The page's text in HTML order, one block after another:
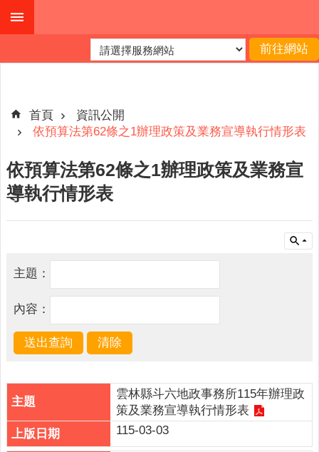
跳到主要內容區塊
階
公
布
欄
們
查
系
統
便
民
務
首頁
資訊公開
依預算法第62條之1辦理政策及業務宣導執行情形表
依預算法第62條之1辦理政策及業務宣
導執行情形表
主題：
內容：
雲林縣斗六地政事務所115年辦理政
策及業務宣導執行情形表
115-03-03